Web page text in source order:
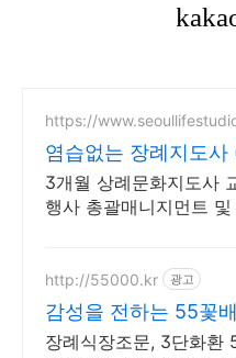
https://
염습없는 장례지도사
관혼상제, 종합 의례
3개월 상례문화지도사
행사 총괄매니지먼트 및
례, 추모관, 상례 및 제례
http://55000.kr 광고
감성을 전하는 55꽃
꽃배달 할인전문점!
장례식장조문, 3단화환